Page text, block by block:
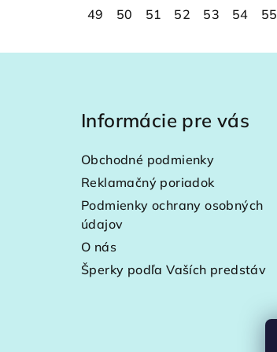
49 50 51 52 53 54 55
Informácie pre vás
Obchodné podmienky
Reklamačný poriadok
Podmienky ochrany osobných
údajov
O nás
Šperky podľa Vaších predstáv